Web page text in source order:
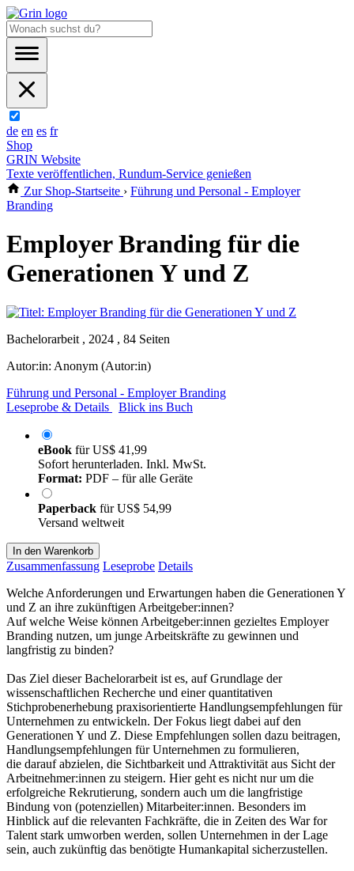
de en es fr
Shop
GRIN Website
Texte veröffentlichen, Rundum-Service genießen
Zur Shop-Startseite › Führung und Personal - Employer
Branding
Employer Branding für die
Generationen Y und Z
Bachelorarbeit , 2024 , 84 Seiten
Autor:in: Anonym (Autor:in)
Führung und Personal - Employer Branding
Leseprobe & Details
Blick ins Buch
eBook fürUS$ 41,99
Sofort herunterladen. Inkl. MwSt.
Format: PDF – für alle Geräte
Paperback fürUS$ 54,99
Versand weltweit
In den Warenkorb
Zusammenfassung Leseprobe Details
Welche Anforderungen und Erwartungen haben die Generationen Y
und Z an ihre zukünftigen Arbeitgeber:innen?
Auf welche Weise können Arbeitgeber:innen gezieltes Employer
Branding nutzen, um junge Arbeitskräfte zu gewinnen und
langfristig zu binden?
Das Ziel dieser Bachelorarbeit ist es, auf Grundlage der
wissenschaftlichen Recherche und einer quantitativen
Stichprobenerhebung praxisorientierte Handlungsempfehlungen für
Unternehmen zu entwickeln. Der Fokus liegt dabei auf den
Generationen Y und Z. Diese Empfehlungen sollen dazu beitragen,
Handlungsempfehlungen für Unternehmen zu formulieren,
die darauf abzielen, die Sichtbarkeit und Attraktivität aus Sicht der
Arbeitnehmer:innen zu steigern. Hier geht es nicht nur um die
erfolgreiche Rekrutierung, sondern auch um die langfristige
Bindung von (potenziellen) Mitarbeiter:innen. Besonders im
Hinblick auf die relevanten Fachkräfte, die in Zeiten des War for
Talent stark umworben werden, sollen Unternehmen in der Lage
sein, auch zukünftig das benötigte Humankapital sicherzustellen.